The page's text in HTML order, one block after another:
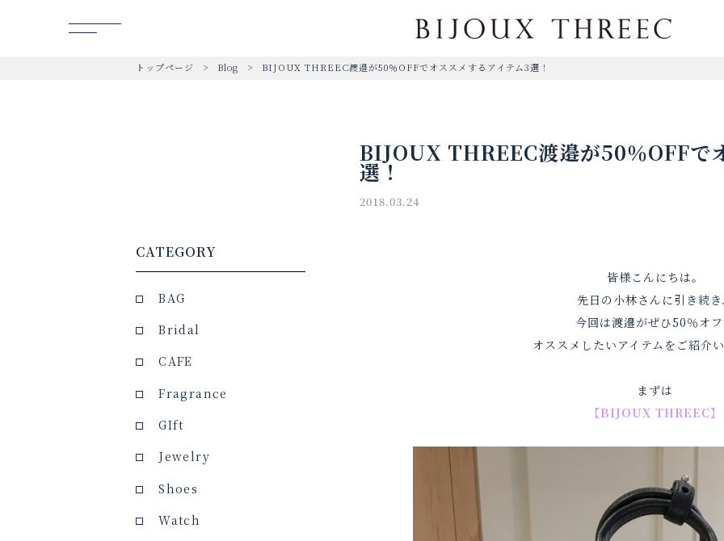
トップページ Blog BIJOUX THREEC渡邉が50％OFFでオススメするアイテム3選！
BIJOUX THREEC渡邉が50％OFFで
選！
2018.03.24
CATEGORY
BAG
Bridal
CAFE
Fragrance
GIft
Jewelry
Shoes
Watch
皆様こんにちは。
先日の小林さんに引き続
今回は渡邉がぜひ50％オ
オススメしたいアイテムをご紹介
まずは
【BIJOUX THREEC】